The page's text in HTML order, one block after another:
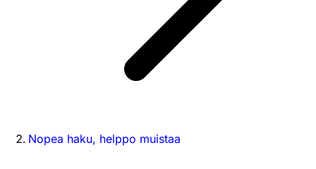
Nopea haku, helppo muistaa